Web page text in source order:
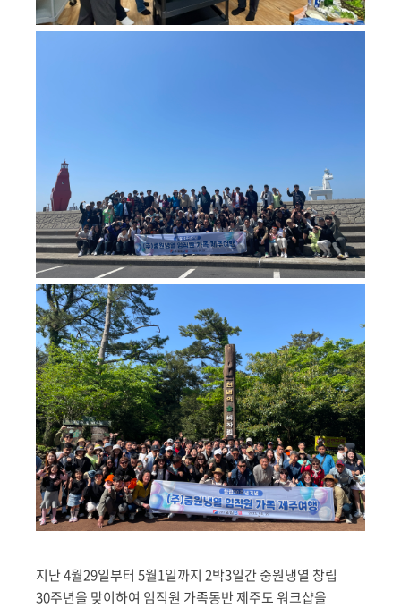
지난 4월29일부터 5월1일까지 2박3일간 중원냉열 창립
30주년을 맞이하여 임직원 가족동반 제주도 워크샵을